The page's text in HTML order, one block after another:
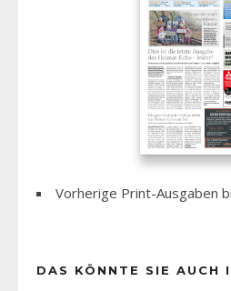
Vorherige Print-Ausgaben
DAS KÖNNTE SIE AUCH